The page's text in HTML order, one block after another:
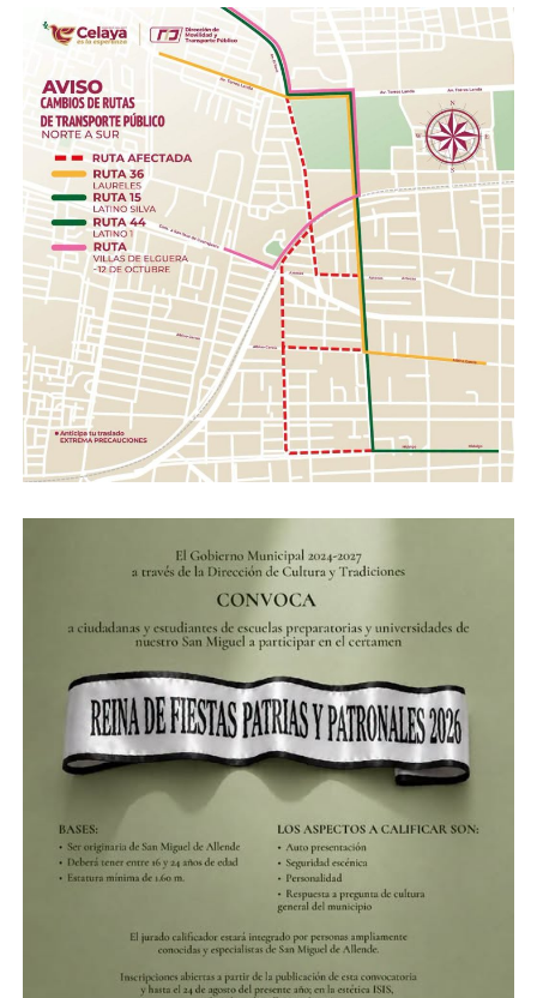
Elegibilidad: Jóvenes originarias de la cabecera
municipal de San Miguel de Allende.
Requisitos Generales: De 16 a 24 años de edad y una
estatura mínima de 1.60 metros.
Cierre de Inscripciones: Hasta el lunes 24 de agosto.
Coronación: 5 de septiembre a las 19:00 horas en el
Teatro Ángela Peralta.
El funcionario municipal explicó que, bajo las
instrucciones del presidente municipal Mauricio Trejo,
estas convocatorias buscan trascender el protocolo
institucional para involucrar activamente a familias,
escuelas, autoridades delegacionales y comunidades
rurales en el rescate de las raíces históricas.
ADVERTISEMENT
El jurado evaluará el desempeno sobre el escenario, la
fluidez verbal y el conocimiento que las participantes
demuestren sobre la historia y cultura de San Miguel de
Allende, garantizando una representación digna en el
marco de las celebraciones patronales y cívicas de 2026.